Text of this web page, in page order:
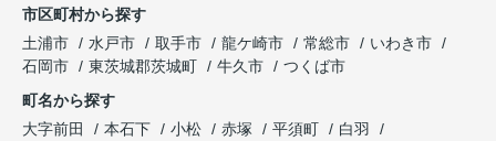
市区町村から探す
土浦市
水戸市 取手市 龍ケ崎市 常総市
いわき市
石岡市
東茨城郡茨城町 牛久市
つくば市
町名から探す
大字前田
本石下 小松 赤塚 平須町
白羽